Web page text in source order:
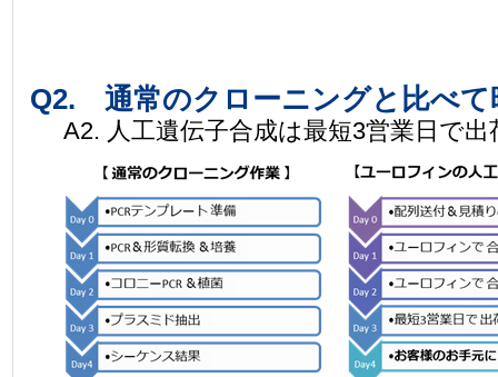
Q2. 通常のクローニングと比べて
A2. 人工遺伝子合成は最短3営業日で